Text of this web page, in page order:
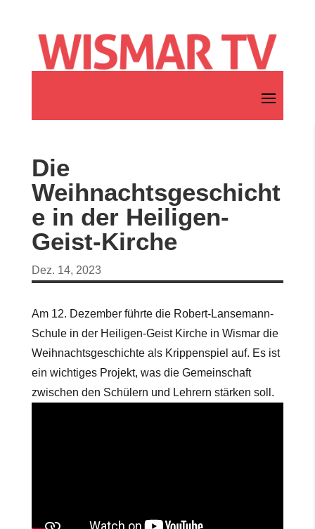
Die
Weihnachtsgeschicht
e in der Heiligen-
Geist-Kirche
Dez. 14, 2023
Am 12. Dezember führte die Robert-Lansemann-
Schule in der Heiligen-Geist Kirche in Wismar die
Weihnachtsgeschichte als Krippenspiel auf. Es ist
ein wichtiges Projekt, was die Gemeinschaft
zwischen den Schülern und Lehrern stärken soll.